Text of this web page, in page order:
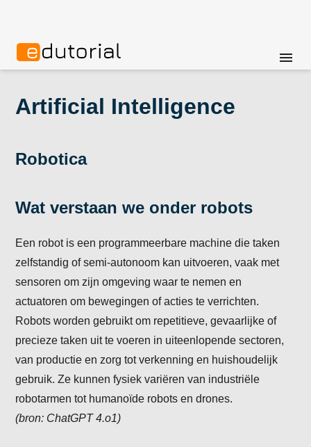
menu
Artificial Intelligence
Robotica
Wat verstaan we onder robots
Een robot is een programmeerbare machine die taken
zelfstandig of semi-autonoom kan uitvoeren, vaak met
sensoren om zijn omgeving waar te nemen en
actuatoren om bewegingen of acties te verrichten.
Robots worden gebruikt om repetitieve, gevaarlijke of
precieze taken uit te voeren in uiteenlopende sectoren,
van productie en zorg tot verkenning en huishoudelijk
gebruik. Ze kunnen fysiek variëren van industriële
robotarmen tot humanoïde robots en drones.
(bron: ChatGPT 4.o1)